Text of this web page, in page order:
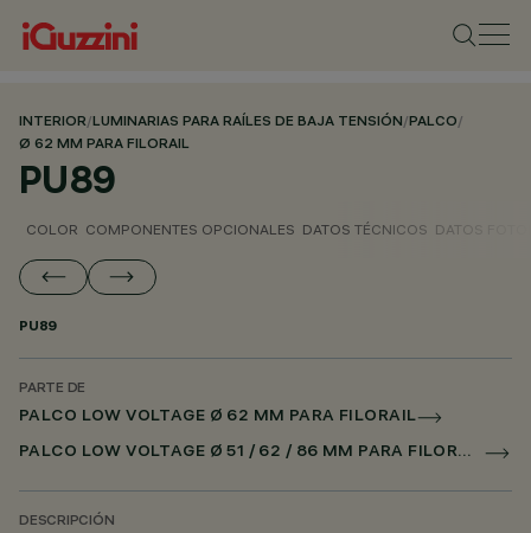
INTERIOR/LUMINARIAS PARA RAÍLES DE BAJA TENSIÓN/PALCO/
Ø 62 MM PARA FILORAIL
PU89
COLOR COMPONENTES OPCIONALES DATOS TÉCNICOS DATOS
PU89
PARTE DE
PALCO LOW VOLTAGE Ø 62 MM PARA FILORAIL
PALCO LOW VOLTAGE Ø 51 / 62 / 86 MM PARA FILORAIL DALI POWERLINE
DESCRIPCIÓN